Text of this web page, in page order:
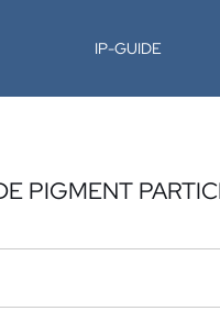
IP-GUIDE
PIGMENT